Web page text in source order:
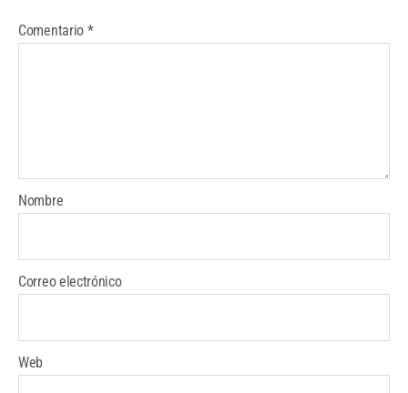
Comentario *
Nombre
Correo electrónico
Web